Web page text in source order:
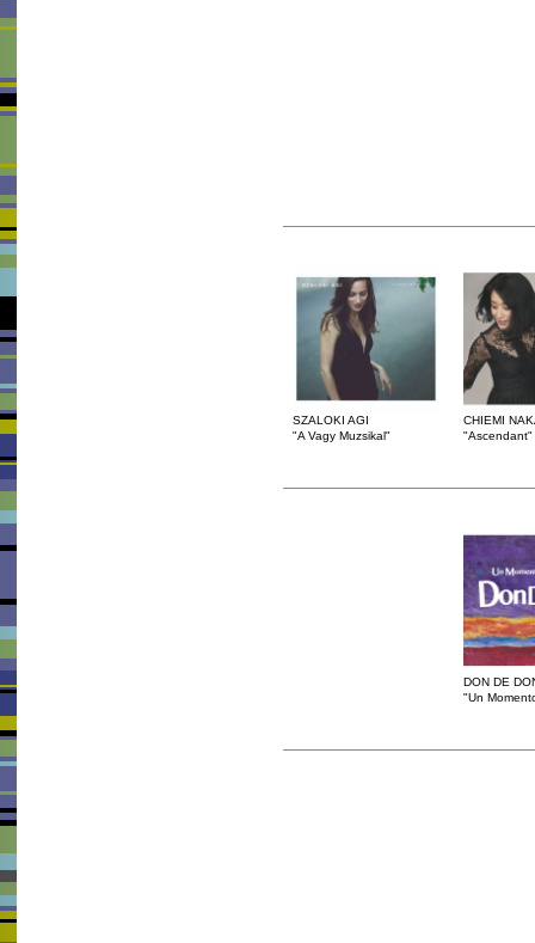
SZALOKI AGI
"A Vagy Muzsikal"
CHIEMI
"Ascendant"
DON DE
"Un